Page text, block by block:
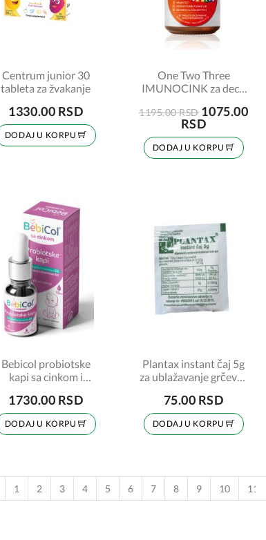
Centrum junior 30
tableta za žvakanje
1330.00 RSD
DODAJ U KORPU
One Two Three
IMUNOCINK za decu
1195.00 RSD 1075.00
RSD
DODAJ U KORPU
Bebicol probiotske
kapi sa cinkom i
1730.00 RSD
DODAJ U KORPU
Plantax instant čaj 5g
za ublažavanje grčeva i
75.00 RSD
DODAJ U KORPU
Previous
1 2 3 4 5 6 7 8 9 10 11